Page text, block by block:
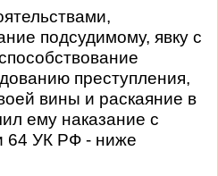
подсудимому, явку с
преступления,
вины и раскаяние в
ему наказание с
64 УК РФ - ниже